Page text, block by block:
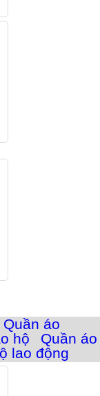
Quần áo
hộ
Quần áo
lao động